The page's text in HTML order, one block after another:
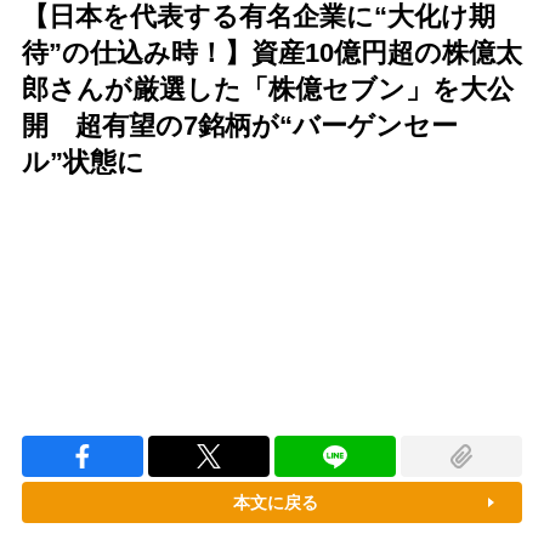
【日本を代表する有名企業に“大化け期
待”の仕込み時！】資産10億円超の株億太
郎さんが厳選した「株億セブン」を大公
開 超有望の7銘柄が“バーゲンセー
ル”状態に
本文に戻る